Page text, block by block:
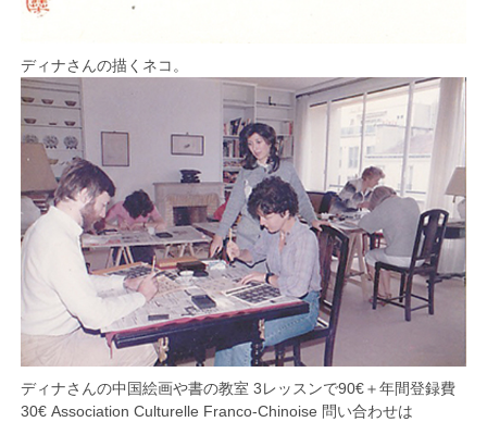
ディナさんの描くネコ。
ディナさんの中国絵画や書の教室 3レッスンで90€＋年間登録費
30€ Association Culturelle Franco-Chinoise 問い合わせは